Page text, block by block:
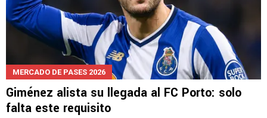
MERCADO DE PASES 2026
Giménez alista su llegada al FC Porto: solo
falta este requisito